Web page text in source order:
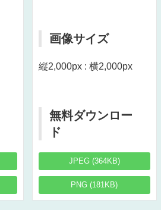
画像サイズ
縦2,000px : 横2,000px
無料ダウンロー
ド
JPEG (364KB)
PNG (181KB)